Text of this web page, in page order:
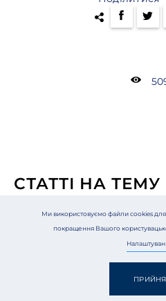
СТАТТІ НА ТЕМУ
Ми використовуємо файли cookies
покращення Вашого